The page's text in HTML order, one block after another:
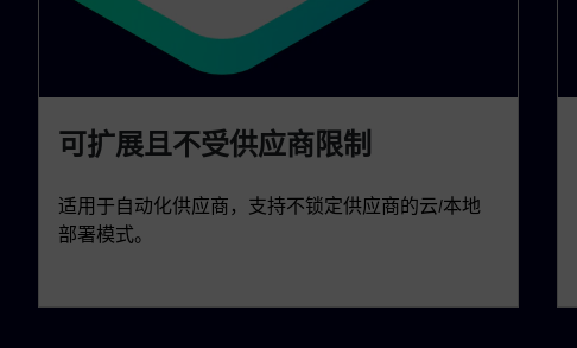
可扩展且不受供应商限制
适用于自动化供应商，支持不锁定供应商的云/本地
部署模式。